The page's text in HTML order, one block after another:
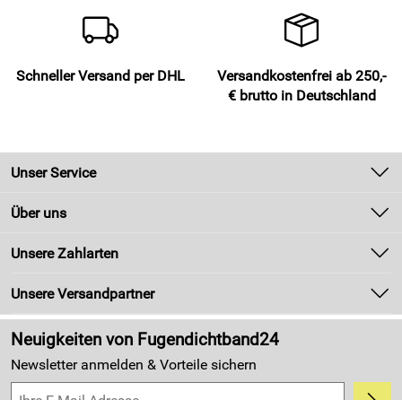
Alles sehr schnell geliefert. Material ok.
Kaufdatum: 28.09.2021
zufrieden.
Bewertungsdatum: 21.02.2021
Alle Bewertungen anschauen
Schneller Versand per DHL
Versandkostenfrei ab 250,-
€ brutto in Deutschland
Unser Service
Kontakt
Zahlung und Versand
Kundenlogin
Über uns
Unsere Bestseller
Neu
Made in Germany
Kundenbewertungen (4.405)
5,0/5*****
Unsere Zahlarten
Unsere Versandpartner
Neuigkeiten von Fugendichtband24
Newsletter anmelden & Vorteile sichern